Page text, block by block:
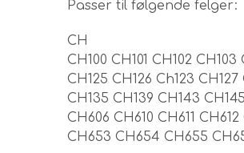
Passer til følgende felger:
CH
CH100 CH101 CH102
CH125 CH126 Ch123
CH135 CH139 CH143
CH606 CH610 CH611
CH653 CH654 CH655